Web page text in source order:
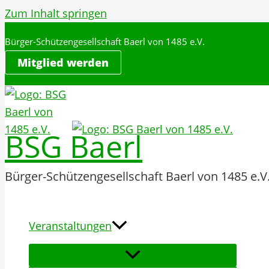
Zum Inhalt springen
Bürger-Schützengesellschaft Baerl von 1485 e.V.
Mitglied werden
BSG Baerl
Bürger-Schützengesellschaft Baerl von 1485
Veranstaltungen